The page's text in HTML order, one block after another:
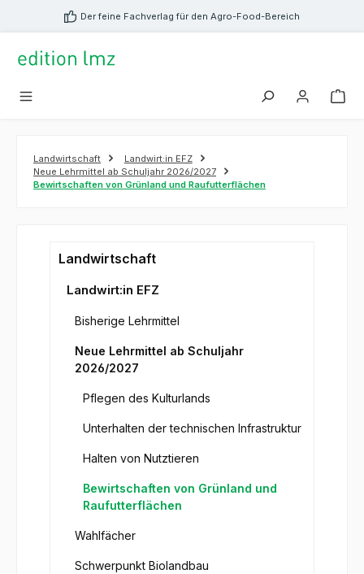
springen Der feine Fachverlag für den Agro-Food-Bereich
Landwirtschaft
Landwirt:in EFZ
Neue Lehrmittel ab Schuljahr 2026/2027
Bewirtschaften von Grünland und Raufutterflächen
Landwirtschaft
Landwirt:in EFZ
Bisherige Lehrmittel
Neue Lehrmittel ab Schuljahr
2026/2027
Pflegen des Kulturlands
Unterhalten der technischen Infrastruktur
Halten von Nutztieren
Bewirtschaften von Grünland und
Raufutterflächen
Wahlfächer
Schwerpunkt Biolandbau